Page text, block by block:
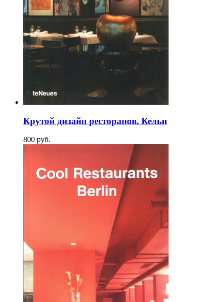
Крутой дизайн ресторанов. Кельн
800 pуб.